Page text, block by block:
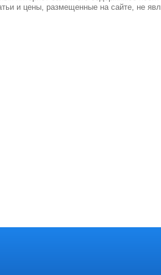
и цены, размещенные на сайте, не